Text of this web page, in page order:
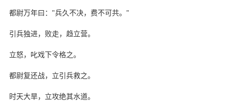
都尉万年曰："兵久不决，费不可共。"
引兵独进，败走，趋立营。
立怒，叱戏下令格之。
都尉复还战，立引兵救之。
时天大旱，立攻绝其水道。